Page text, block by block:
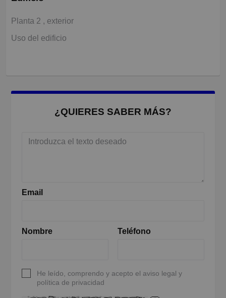
Planta 2 , exterior
Uso del edificio
¿QUIERES SABER MÁS?
Email
Nombre Teléfono
He leído, comprendo y acepto el aviso legal y
política de privacidad